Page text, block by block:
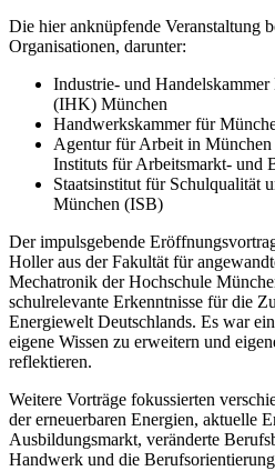
Die hier anknüpfende Veranstaltung
Organisationen, darunter:
Industrie- und
(IHK) München
Handwerkskammer für
Agentur für Arbeit in München
Instituts für Arbeitsmarkt- und
Staatsinstitut für Schulqualität
München (ISB)
Der impulsgebende
Holler aus der Fakultät für
Mechatronik der Hochschule
schulrelevante Erkenntnisse für die
Energiewelt Deutschlands. Es war
eigene Wissen zu erweitern und
reflektieren.
Weitere Vorträge fokussierten
der erneuerbaren Energien, aktuelle
Ausbildungsmarkt, veränderte
Handwerk und die